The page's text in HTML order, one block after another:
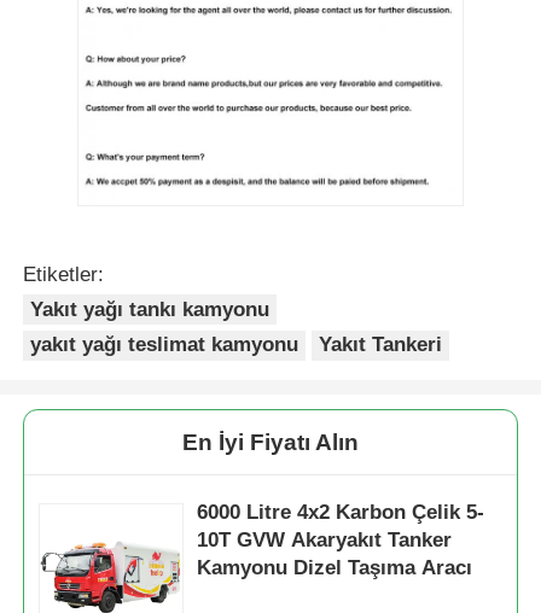
Etiketler:
Yakıt yağı tankı kamyonu
yakıt yağı teslimat kamyonu
Yakıt Tankeri
En İyi Fiyatı Alın
6000 Litre 4x2 Karbon Çelik 5-
10T GVW Akaryakıt Tanker
Kamyonu Dizel Taşıma Aracı